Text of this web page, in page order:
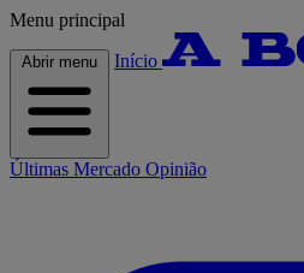
Menu principal
Abrir menu Início
Últimas Mercado Opinião